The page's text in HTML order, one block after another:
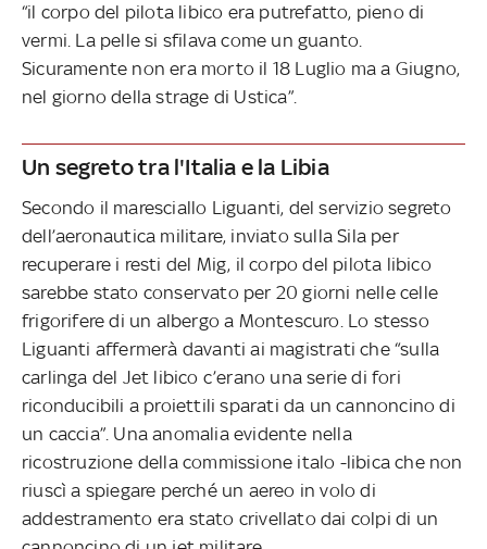
“il corpo del pilota libico era putrefatto, pieno di
vermi. La pelle si sfilava come un guanto.
Sicuramente non era morto il 18 Luglio ma a Giugno,
nel giorno della strage di Ustica”.
Un segreto tra l'Italia e la Libia
Secondo il maresciallo Liguanti, del servizio segreto
dell’aeronautica militare, inviato sulla Sila per
recuperare i resti del Mig, il corpo del pilota libico
sarebbe stato conservato per 20 giorni nelle celle
frigorifere di un albergo a Montescuro. Lo stesso
Liguanti affermerà davanti ai magistrati che “sulla
carlinga del Jet libico c’erano una serie di fori
riconducibili a proiettili sparati da un cannoncino di
un caccia”. Una anomalia evidente nella
ricostruzione della commissione italo -libica che non
riuscì a spiegare perché un aereo in volo di
addestramento era stato crivellato dai colpi di un